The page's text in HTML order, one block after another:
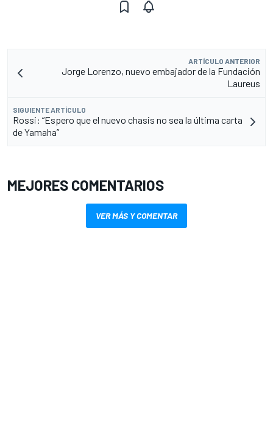
ARTÍCULO ANTERIOR
Jorge Lorenzo, nuevo embajador de la Fundación
Laureus
SIGUIENTE ARTÍCULO
Rossi: “Espero que el nuevo chasis no sea la última carta
de Yamaha”
MEJORES COMENTARIOS
VER MÁS Y COMENTAR